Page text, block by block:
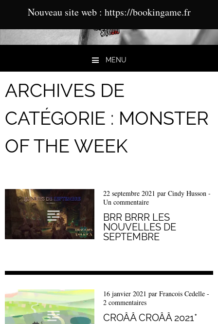
MENU
ARCHIVES DE
CATÉGORIE : MONSTER
OF THE WEEK
22 septembre 2021 par Cindy Husson -
Un commentaire
BRR BRRR LES
NOUVELLES DE
SEPTEMBRE
16 janvier 2021 par Francois Cedelle -
2 commentaires
CROÂÂ CROÂÂ 2021*
Nouveau site web : https://bookingame.fr